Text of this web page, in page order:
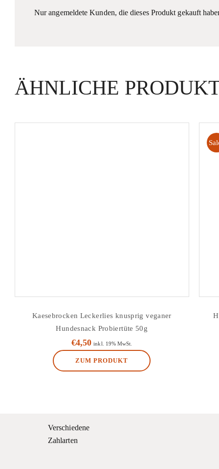
Nur angemeldete Kunden, die dieses Produkt gekauft
ÄHNLICHE
Kaesebrocken Leckerlies knusprig veganer
Hundesnack Probiertüte 50g
€4,50 inkl. 19% MwSt.
ZUM PRODUKT
Verschiedene
Zahlarten